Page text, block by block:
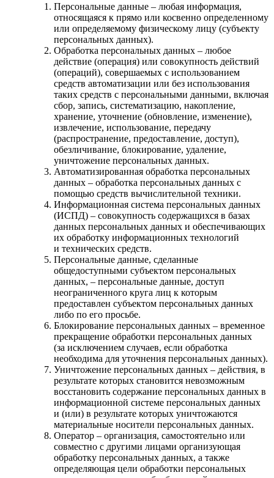
Персональные данные – любая информация,
относящаяся к прямо или косвенно определенному
или определяемому физическому лицу (субъекту
персональных данных).
Обработка персональных данных – любое
действие (операция) или совокупность действий
(операций), совершаемых с использованием
средств автоматизации или без использования
таких средств с персональными данными, включая
сбор, запись, систематизацию, накопление,
хранение, уточнение (обновление, изменение),
извлечение, использование, передачу
(распространение, предоставление, доступ),
обезличивание, блокирование, удаление,
уничтожение персональных данных.
Автоматизированная обработка персональных
данных – обработка персональных данных с
помощью средств вычислительной техники.
Информационная система персональных данных
(ИСПД) – совокупность содержащихся в базах
данных персональных данных и обеспечивающих
их обработку информационных технологий
и технических средств.
Персональные данные, сделанные
общедоступными субъектом персональных
данных, – персональные данные, доступ
неограниченного круга лиц к которым
предоставлен субъектом персональных данных
либо по его просьбе.
Блокирование персональных данных – временное
прекращение обработки персональных данных
(за исключением случаев, если обработка
необходима для уточнения персональных данных).
Уничтожение персональных данных – действия, в
результате которых становится невозможным
восстановить содержание персональных данных в
информационной системе персональных данных
и (или) в результате которых уничтожаются
материальные носители персональных данных.
Оператор – организация, самостоятельно или
совместно с другими лицами организующая
обработку персональных данных, а также
определяющая цели обработки персональных